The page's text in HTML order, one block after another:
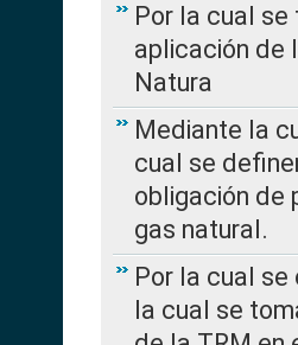
Por la cual
aplicación de
Natura
Mediante la
cual se
obligación de
gas natural.
Por la cual se
la cual se